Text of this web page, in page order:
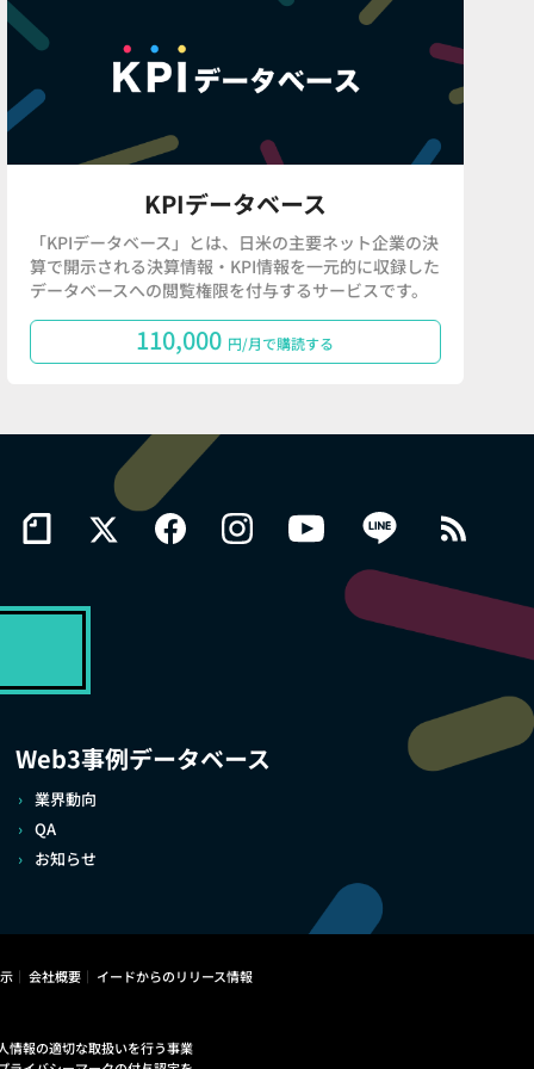
KPIデータベース
「KPIデータベース」とは、日米の主要ネット企業の決
算で開示される決算情報・KPI情報を一元的に収録した
データベースへの閲覧権限を付与するサービスです。
110,000 円/月で購読する
Web3事例データベース
業界動向
QA
お知らせ
会社概要 イードからのリリース情報
情報の適切な取扱いを行う事業